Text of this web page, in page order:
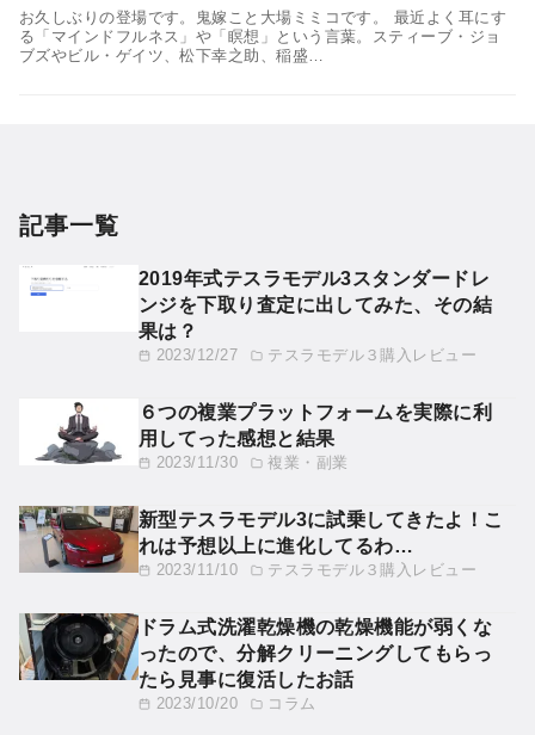
お久しぶりの登場です。鬼嫁こと大場ミミコです。 最近よく耳にす
る「マインドフルネス」や「瞑想」という言葉。スティーブ・ジョ
ブズやビル・ゲイツ、松下幸之助、稲盛…
記事一覧
2023/12/27 テスラモデル３購入レビュー
2019年式テスラモデル3スタンダードレ
ンジを下取り査定に出してみた、その結
果は？
2023/11/30 複業・副業
６つの複業プラットフォームを実際に利
用してった感想と結果
2023/11/10 テスラモデル３購入レビュー
新型テスラモデル3に試乗してきたよ！こ
れは予想以上に進化してるわ…
2023/10/20 コラム
ドラム式洗濯乾燥機の乾燥機能が弱くな
ったので、分解クリーニングしてもらっ
たら見事に復活したお話